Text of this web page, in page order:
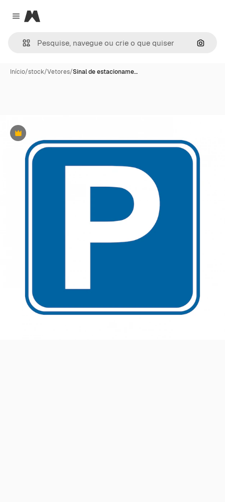
Close menu
Magnific
Início/stock/Vetores/Sinal de estacioname…
Premium